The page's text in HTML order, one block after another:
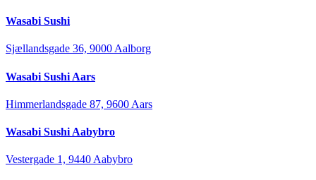
Wasabi Sushi
Sjællandsgade 36, 9000 Aalborg
Wasabi Sushi Aars
Himmerlandsgade 87, 9600 Aars
Wasabi Sushi Aabybro
Vestergade 1, 9440 Aabybro